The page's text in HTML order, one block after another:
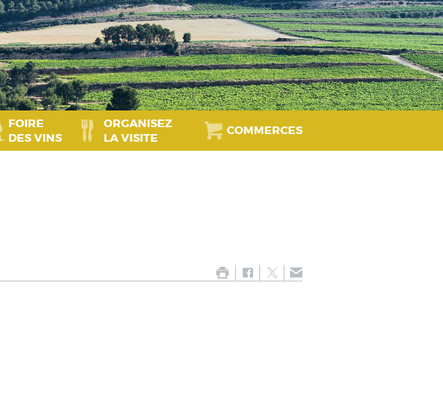
FOIRE
DES VINS
ORGANISEZ
LA VISITE
COMMERCES